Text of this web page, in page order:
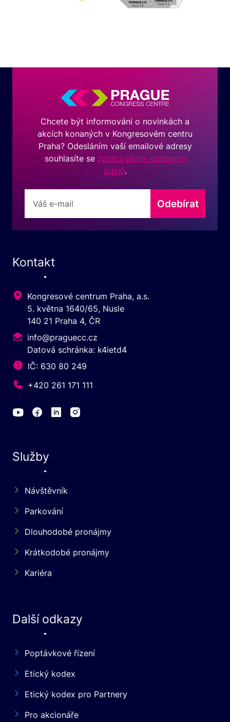
Chcete být informováni o novinkách a
akcích konaných v Kongresovém centru
Praha? Odesláním vaší emailové adresy
souhlasíte se zpracováním osobních
údajů.
Odebírat
Kontakt
Kongresové centrum Praha, a.s.
5. května 1640/65, Nusle
140 21 Praha 4, ČR
info@praguecc.cz
Datová schránka: k4ietd4
IČ: 630 80 249
+420 261 171 111
Služby
Návštěvník
Parkování
Dlouhodobé pronájmy
Krátkodobé pronájmy
Kariéra
Další odkazy
Poptávkové řízení
Etický kodex
Etický kodex pro Partnery
Pro akcionáře